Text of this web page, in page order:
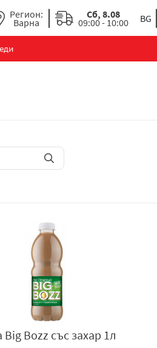
Регион:
Варна
Сб, 8.08
09:00 - 10:00
Big Bozz със захар 1л